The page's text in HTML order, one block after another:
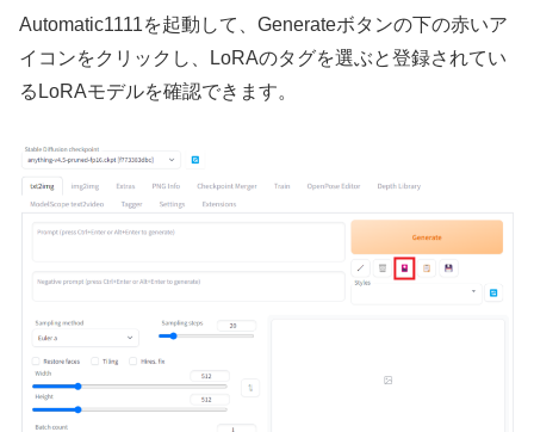
Automatic1111を起動して、Generateボタンの下の赤いア
イコンをクリックし、LoRAのタグを選ぶと登録されてい
るLoRAモデルを確認できます。